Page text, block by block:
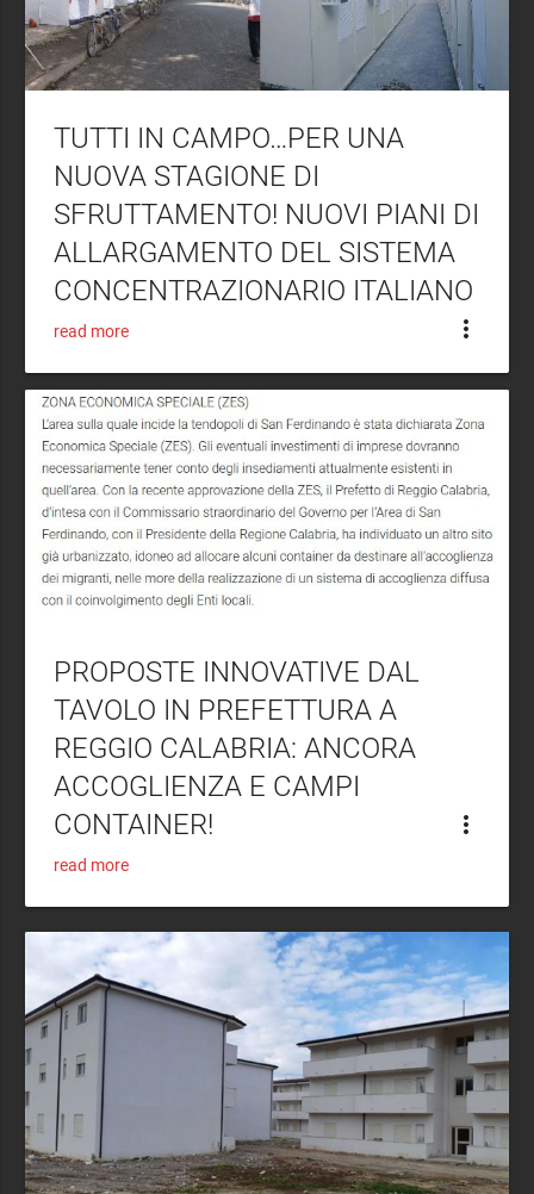
TUTTI IN CAMPO…PER UNA
NUOVA STAGIONE DI
SFRUTTAMENTO! NUOVI PIANI DI
ALLARGAMENTO DEL SISTEMA
CONCENTRAZIONARIO ITALIANO
more_vert
read more
PROPOSTE INNOVATIVE DAL
TAVOLO IN PREFETTURA A
REGGIO CALABRIA: ANCORA
ACCOGLIENZA E CAMPI
CONTAINER!
more_vert
read more